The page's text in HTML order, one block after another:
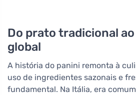
Do prato tradicional
global
A história do panini remonta à
uso de ingredientes sazonais e
fundamental. Na Itália, era